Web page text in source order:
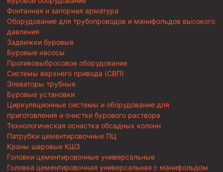
Фонтанная и запорная арматура
Оборудование для трубопроводов и манифольдов высокого
давления
Задвижки буровые
Буровые насосы
Противовыбросовое оборудование
Системы верхнего привода (СВП)
Элеваторы трубные
Буровые установки
Циркуляционные системы и оборудование для
приготовления и очистки бурового раствора
Технологическая оснастка обсадных колонн
Патрубки цементировочные ПЦ
Краны шаровые КШЗ
Головки цементировочные универсальные
Головка цементировочная универсальная с манифольдом